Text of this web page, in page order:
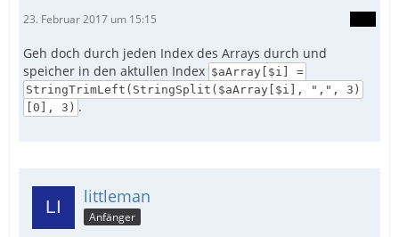
23. Februar 2017 um 15:15
Geh doch durch jeden Index des Arrays durch und
speicher in den aktullen Index $aArray[$i] =
StringTrimLeft(StringSplit($aArray[$i], ",", 3)
[0], 3) .
littleman
Anfänger